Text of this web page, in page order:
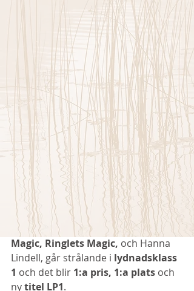
Magic, Ringlets Magic, och Hanna
Lindell, går strålande i lydnadsklass
1 och det blir 1:a pris, 1:a plats och
ny titel LP1.